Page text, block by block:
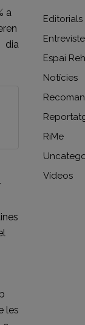
a
dia
les
Editorials
Espai
Notícies
RiMe
Vídeos